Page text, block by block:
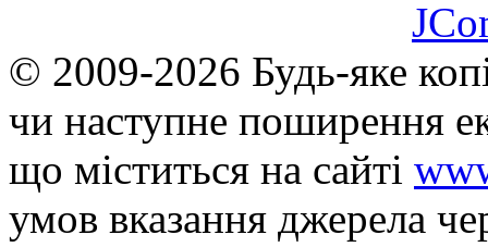
© 2009-2026 Будь-яке
чи наступне поширення
що мiститься на сайті
умов вказання джерела